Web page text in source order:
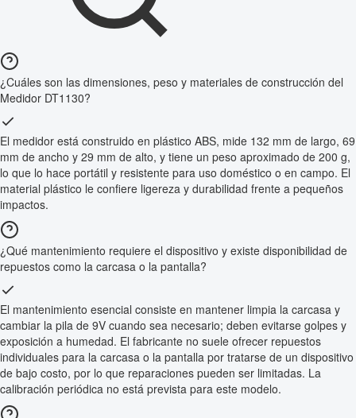
¿Cuáles son las dimensiones, peso y materiales de construcción del
Medidor DT1130?
El medidor está construido en plástico ABS, mide 132 mm de largo, 69
mm de ancho y 29 mm de alto, y tiene un peso aproximado de 200 g,
lo que lo hace portátil y resistente para uso doméstico o en campo. El
material plástico le confiere ligereza y durabilidad frente a pequeños
impactos.
¿Qué mantenimiento requiere el dispositivo y existe disponibilidad de
repuestos como la carcasa o la pantalla?
El mantenimiento esencial consiste en mantener limpia la carcasa y
cambiar la pila de 9V cuando sea necesario; deben evitarse golpes y
exposición a humedad. El fabricante no suele ofrecer repuestos
individuales para la carcasa o la pantalla por tratarse de un dispositivo
de bajo costo, por lo que reparaciones pueden ser limitadas. La
calibración periódica no está prevista para este modelo.